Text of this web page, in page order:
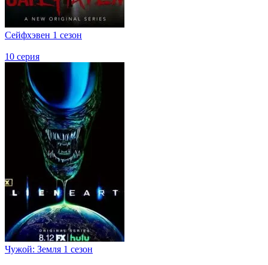
Сейфхэвен 1 сезон
10 серия
Чужой: Земля 1 сезон